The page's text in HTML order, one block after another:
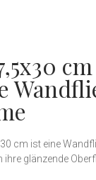
cm
cm ist eine
ihre glänzende